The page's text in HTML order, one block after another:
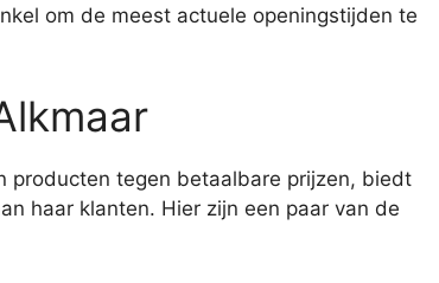
om de meest actuele openingstijden te
producten tegen betaalbare prijzen, biedt
haar klanten. Hier zijn een paar van de